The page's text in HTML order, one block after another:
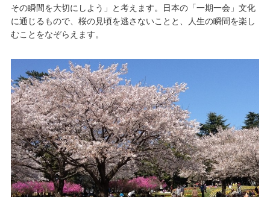
その瞬間を大切にしよう」と考えます。日本の「一期一会」文化
に通じるもので、桜の見頃を逃さないことと、人生の瞬間を楽し
むことをなぞらえます。